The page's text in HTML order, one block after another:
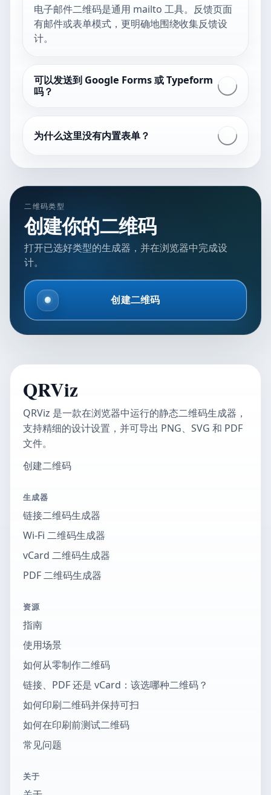
电子邮件二维码是通用 mailto 工具。反馈页面
有邮件或表单模式，更明确地围绕收集反馈设
计。
可以发送到 Google Forms 或 Typeform
吗？
为什么这里没有内置表单？
二维码类型
创建你的二维码
打开已选好类型的生成器，并在浏览器中完成设
计。
创建二维码
QRViz
QRViz 是一款在浏览器中运行的静态二维码生成器，
支持精细的设计设置，并可导出 PNG、SVG 和 PDF
文件。
创建二维码
生成器
链接二维码生成器
Wi-Fi 二维码生成器
vCard 二维码生成器
PDF 二维码生成器
资源
指南
使用场景
如何从零制作二维码
链接、PDF 还是 vCard：该选哪种二维码？
如何印刷二维码并保持可扫
如何在印刷前测试二维码
常见问题
关于